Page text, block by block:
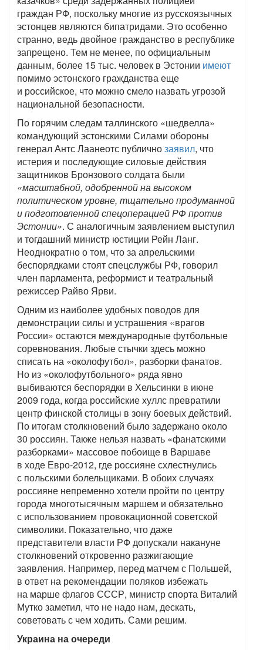
граждан РФ, поскольку многие из русскоязычных
эстонцев являются бипатридами. Это особенно
странно, ведь двойное гражданство в республике
запрещено. Тем не менее, по официальным
данным, более 15 тыс. человек в Эстонии имеют
помимо эстонского гражданства еще
и российское, что можно смело назвать угрозой
национальной безопасности.
По горячим следам таллинского «шедвелла»
командующий эстонскими Силами обороны
генерал Антс Лаанеотс публичнозаявил, что
истерия и последующие силовые действия
защитников Бронзового солдата были
«масштабной, одобренной на высоком
политическом уровне, тщательно продуманной
и подготовленной спецоперацией РФ против
Эстонии». С аналогичным заявлением выступил
и тогдашний министр юстиции Рейн Ланг.
Неоднократно о том, что за апрельскими
беспорядками стоят спецслужбы РФ, говорил
член парламента, реформист и театральный
режиссер Райво Ярви.
Одним из наиболее удобных поводов для
демонстрации силы и устрашения «врагов
России» остаются международные футбольные
соревнования. Любые стычки здесь можно
списать на «околофутбол», разборки фанатов.
Но из «околофутбольного» ряда явно
выбиваются беспорядки в Хельсинки в июне
2009 года, когда российские хуллс превратили
центр финской столицы в зону боевых действий.
По итогам столкновений было задержано около
30 россиян. Также нельзя назвать «фанатскими
разборками» массовое побоище в Варшаве
в ходе Евро-2012, где россияне схлестнулись
с польскими болельщиками. В обоих случаях
россияне непременно хотели пройти по центру
города многотысячным маршем и обязательно
с использованием провокационной советской
символики. Показательно, что даже
представители власти РФ допускали накануне
столкновений откровенно разжигающие
заявления. Например, перед матчем с Польшей,
в ответ на рекомендации поляков избежать
на марше флагов СССР, министр спорта Виталий
Мутко заметил, что не надо нам, дескать,
советовать с чем ходить. Сами решим.
Украина на очереди